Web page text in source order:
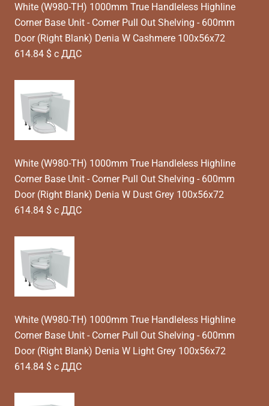
White (W980-TH) 1000mm True Handleless Highline
Corner Base Unit - Corner Pull Out Shelving - 600mm
Door (Right Blank) Denia W Cashmere 100x56x72
614.84 $ с ДДС
White (W980-TH) 1000mm True Handleless Highline
Corner Base Unit - Corner Pull Out Shelving - 600mm
Door (Right Blank) Denia W Dust Grey 100x56x72
614.84 $ с ДДС
White (W980-TH) 1000mm True Handleless Highline
Corner Base Unit - Corner Pull Out Shelving - 600mm
Door (Right Blank) Denia W Light Grey 100x56x72
614.84 $ с ДДС